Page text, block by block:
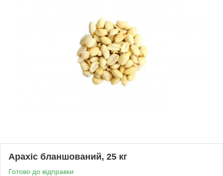
Арахіс бланшований, 25 кг
Готово до відправки